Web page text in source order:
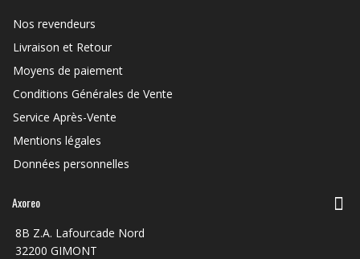
Nos revendeurs
Livraison et Retour
Moyens de paiement
Conditions Générales de Vente
Service Après-Vente
Mentions légales
Données personnelles
Axoreo
8B Z.A. Lafourcade Nord
32200 GIMONT